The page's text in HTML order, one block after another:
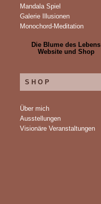
Mandala Spiel
Galerie Illusionen
Monochord-Meditation
Die Blume des Lebens
Website und Shop
SHOP
Über mich
Ausstellungen
Visionäre Veranstaltungen